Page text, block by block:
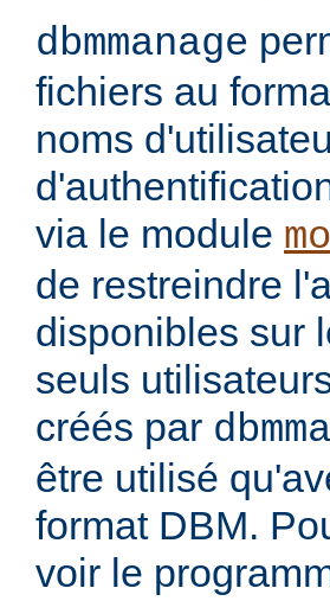
dbmmanage
fichiers au
noms
via le module
de restreindre
disponibles sur
seuls
créés par
être utilisé
format DBM.
voir le